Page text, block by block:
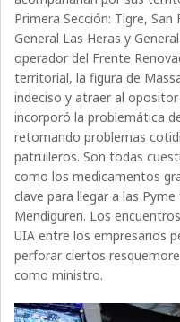
Primera Sección: Tigre,
General Las Heras y
operador del Frente
territorial, la figura de
indeciso y atraer al
incorporó la problemática
retomando problemas
patrulleros. Son todas
como los medicamentos
clave para llegar a las
Mendiguren. Los
UIA entre los empresarios
perforar ciertos
como ministro.